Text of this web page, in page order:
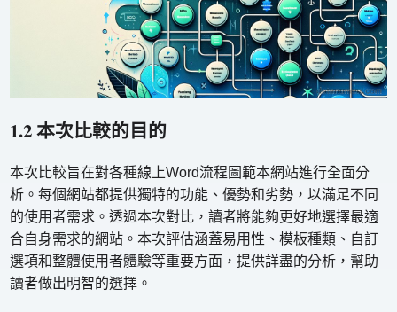
1.2 本次比較的目的
本次比較旨在對各種線上Word流程圖範本網站進行全面分
析。每個網站都提供獨特的功能、優勢和劣勢，以滿足不同
的使用者需求。透過本次對比，讀者將能夠更好地選擇最適
合自身需求的網站。本次評估涵蓋易用性、模板種類、自訂
選項和整體使用者體驗等重要方面，提供詳盡的分析，幫助
讀者做出明智的選擇。